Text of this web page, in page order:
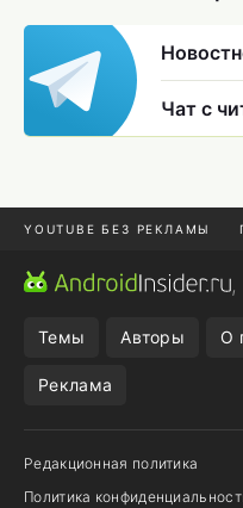
Чат с
YOUTUBE БЕЗ РЕКЛАМЫ
МЕССЕНДЖЕРЫ ONE UI
,
Темы Авторы О
Реклама
Редакционная политика
Политика